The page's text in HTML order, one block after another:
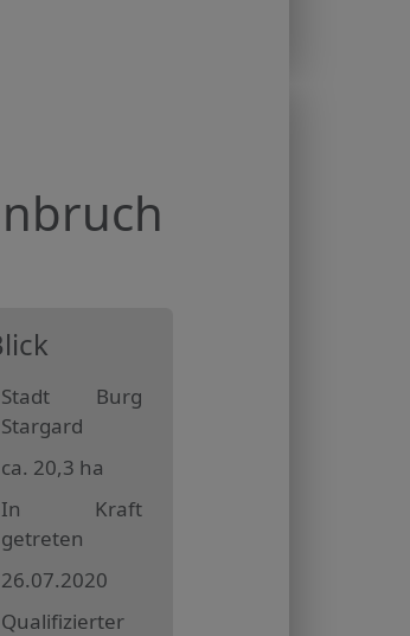
Stadt Burg
Stargard
ca. 20,3 ha
In Kraft
getreten
26.07.2020
Qualifizierter